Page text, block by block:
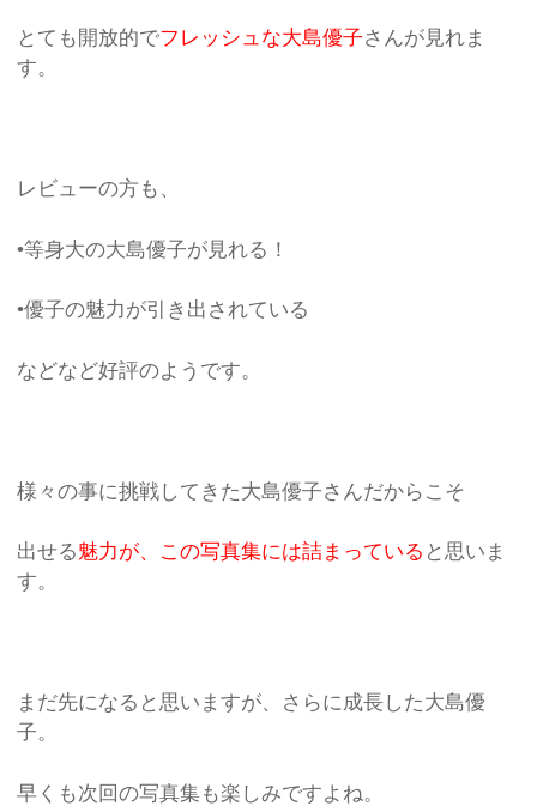
とても開放的でフレッシュな大島優子さんが見れま
す。
レビューの方も、
•等身大の大島優子が見れる！
•優子の魅力が引き出されている
などなど好評のようです。
様々の事に挑戦してきた大島優子さんだからこそ
出せる魅力が、この写真集には詰まっている と思いま
す。
まだ先になると思いますが、さらに成長した大島優
子。
早くも次回の写真集も楽しみですよね。